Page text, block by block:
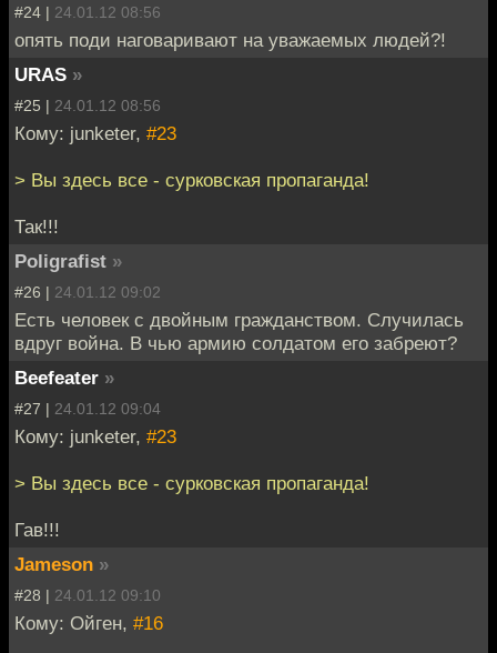
#24 | 24.01.12 08:56
опять поди наговаривают на уважаемых людей?!
URAS »
#25 | 24.01.12 08:56
Кому: junketer, #23
> Вы здесь все - сурковская пропаганда!
Так!!!
Poligrafist »
#26 | 24.01.12 09:02
Есть человек с двойным гражданством. Случилась
вдруг война. В чью армию солдатом его забреют?
Beefeater »
#27 | 24.01.12 09:04
Кому: junketer, #23
> Вы здесь все - сурковская пропаганда!
Гав!!!
Jameson »
#28 | 24.01.12 09:10
Кому: Ойген, #16